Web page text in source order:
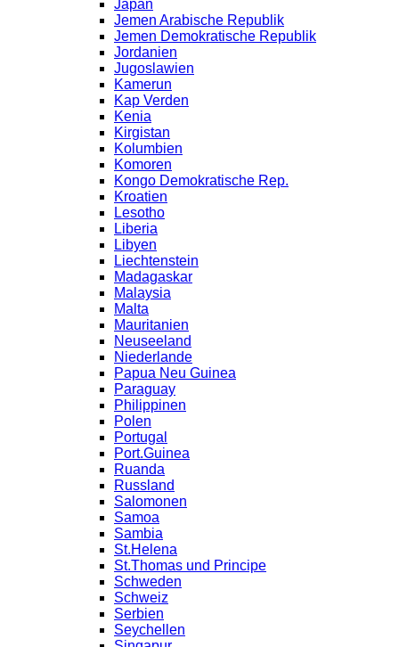
Japan
Jemen Arabische Republik
Jemen Demokratische Republik
Jordanien
Jugoslawien
Kamerun
Kap Verden
Kenia
Kirgistan
Kolumbien
Komoren
Kongo Demokratische Rep.
Kroatien
Lesotho
Liberia
Libyen
Liechtenstein
Madagaskar
Malaysia
Malta
Mauritanien
Neuseeland
Niederlande
Papua Neu Guinea
Paraguay
Philippinen
Polen
Portugal
Port.Guinea
Ruanda
Russland
Salomonen
Samoa
Sambia
St.Helena
St.Thomas und Principe
Schweden
Schweiz
Serbien
Seychellen